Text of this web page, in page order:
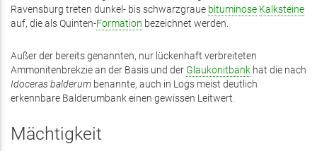
Ravensburg treten dunkel- bis schwarzgraue bituminöse Kalksteine
auf, die als Quinten-Formation bezeichnet werden.
Außer der bereits genannten, nur lückenhaft verbreiteten
Ammonitenbrekzie an der Basis und der Glaukonitbank hat die nach
Idoceras balderum benannte, auch in Logs meist deutlich
erkennbare Balderumbank einen gewissen Leitwert.
Mächtigkeit